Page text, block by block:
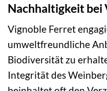
Nachhaltigkeit bei
Vignoble Ferret
umweltfreundliche
Biodiversität zu
Integrität des